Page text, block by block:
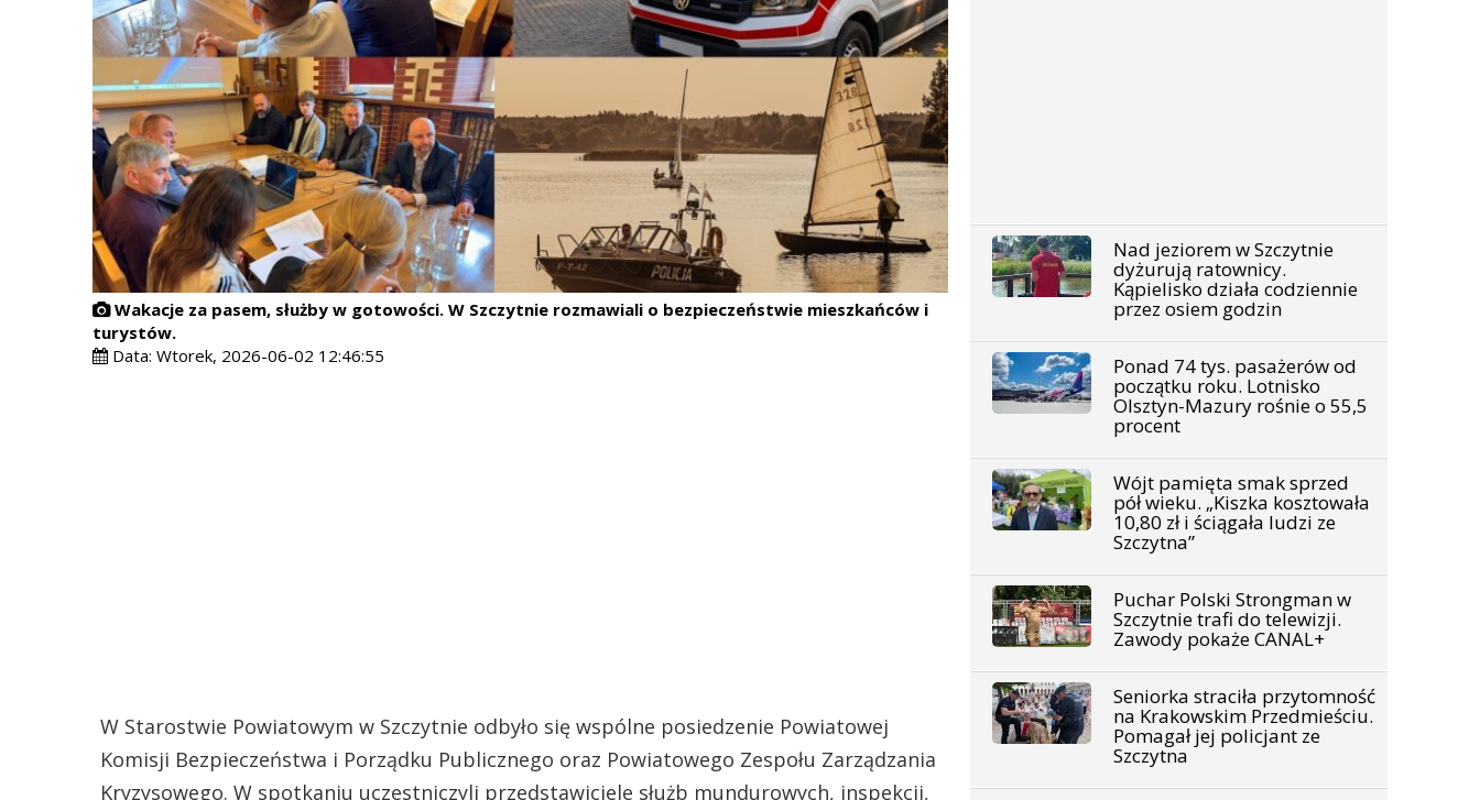
Wakacje za pasem, służby w gotowości. W Szczytnie rozmawiali o bezpieczeństwie mieszkańców i
turystów.
Data:Wtorek, 2026-06-02 12:46:55
W Starostwie Powiatowym w Szczytnie odbyło się wspólne posiedzenie Powiatowej
Komisji Bezpieczeństwa i Porządku Publicznego oraz Powiatowego Zespołu Zarządzania
Kryzysowego. W spotkaniu uczestniczyli przedstawiciele służb mundurowych, inspekcji,
Nad jeziorem w Szczytnie
dyżurują ratownicy.
Kąpielisko działa codziennie
przez osiem godzin
Ponad 74 tys. pasażerów od
początku roku. Lotnisko
Olsztyn-Mazury rośnie o 55,5
procent
Wójt pamięta smak sprzed
pół wieku. „Kiszka kosztowała
10,80 zł i ściągała ludzi ze
Szczytna”
Puchar Polski Strongman w
Szczytnie trafi do telewizji.
Zawody pokaże CANAL+
Seniorka straciła przytomność
na Krakowskim Przedmieściu.
Pomagał jej policjant ze
Szczytna